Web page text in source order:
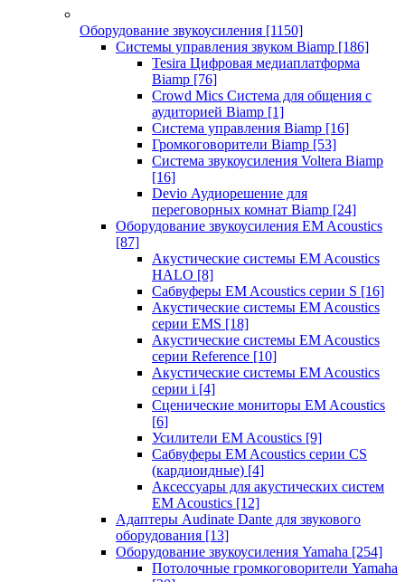
Оборудование звукоусиления [1150]
Системы управления звуком Biamp [186]
Tesira Цифровая медиаплатформа
Biamp [76]
Crowd Mics Система для общения с
аудиторией Biamp [1]
Система управления Biamp [16]
Громкоговорители Biamp [53]
Система звукоусиления Voltera Biamp
[16]
Devio Аудиорешение для
переговорных комнат Biamp [24]
Оборудование звукоусиления EM Acoustics
[87]
Акустические системы EM Acoustics
HALO [8]
Сабвуферы EM Acoustics серии S [16]
Акустические системы EM Acoustics
серии EMS [18]
Акустические системы EM Acoustics
серии Reference [10]
Акустические системы EM Acoustics
серии i [4]
Сценические мониторы EM Acoustics
[6]
Усилители EM Acoustics [9]
Сабвуферы EM Acoustics серии CS
(кардиоидные) [4]
Аксессуары для акустических систем
EM Acoustics [12]
Адаптеры Audinate Dante для звукового
оборудования [13]
Оборудование звукоусиления Yamaha [254]
Потолочные громкоговорители Yamaha